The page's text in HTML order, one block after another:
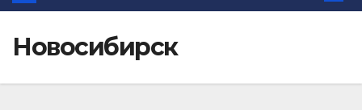
Новосибирск